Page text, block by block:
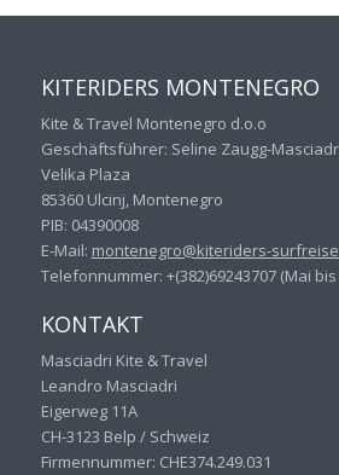
KITERIDERS MONTENEGRO
Kite & Travel Montenegro d.o.o
Geschäftsführer: Seline Zaugg-
Velika Plaza
85360 Ulcinj, Montenegro
PIB: 04390008
E-Mail: montenegro@kiteriders-
Telefonnummer: +(382)69243707 (Mai
KONTAKT
Masciadri Kite & Travel
Leandro Masciadri
Eigerweg 11A
CH-3123 Belp / Schweiz
Firmennummer: CHE374.249.031